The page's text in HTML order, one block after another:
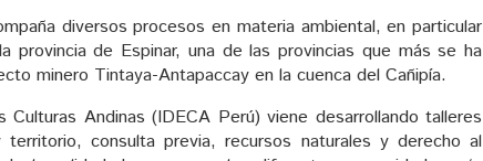
diversos procesos en materia ambiental, en particular
provincia de Espinar, una de las provincias que más se ha
minero Tintaya-Antapaccay en la cuenca del Cañipía.
Andinas (IDECA Perú) viene desarrollando talleres
consulta previa, recursos naturales y derecho al